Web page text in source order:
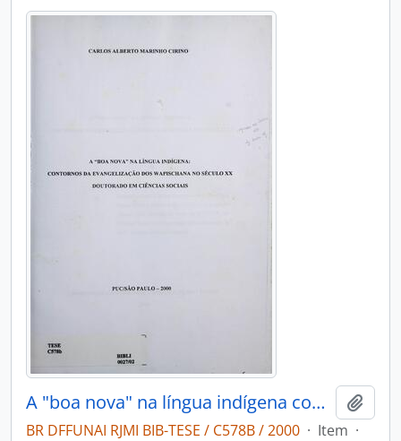
A "boa nova" na língua indígena contornos da evangelização dos Wapischana no século XX
BR DFFUNAI RJMI BIB-TESE / C578B / 2000 · Item ·